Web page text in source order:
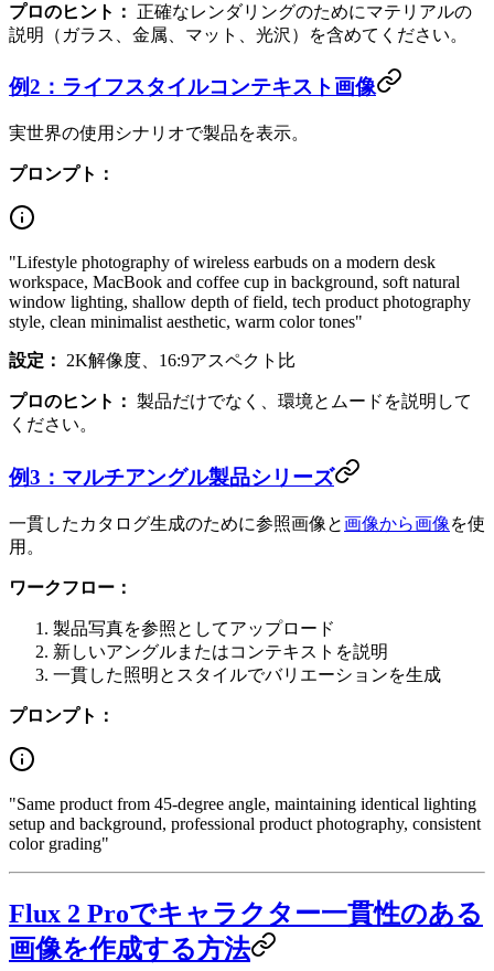
プロのヒント：
正確なレンダリングのためにマテリアルの
説明（ガラス、金属、マット、光沢）を含めてください。
例2：ライフスタイルコンテキスト画像
実世界の使用シナリオで製品を表示。
プロンプト：
"Lifestyle photography of wireless earbuds on a modern desk
workspace, MacBook and coffee cup in background, soft natural
window lighting, shallow depth of field, tech product photography
style, clean minimalist aesthetic, warm color tones"
設定： 2K解像度、16:9アスペクト比
プロのヒント： 製品だけでなく、環境とムードを説明して
ください。
例3：マルチアングル製品シリーズ
一貫したカタログ生成のために参照画像と画像から画像を使
用。
ワークフロー：
製品写真を参照としてアップロード
新しいアングルまたはコンテキストを説明
一貫した照明とスタイルでバリエーションを生成
プロンプト：
"Same product from 45-degree angle, maintaining identical lighting
setup and background, professional product photography, consistent
color grading"
Flux 2 Proでキャラクター一貫性のある
画像を作成する方法